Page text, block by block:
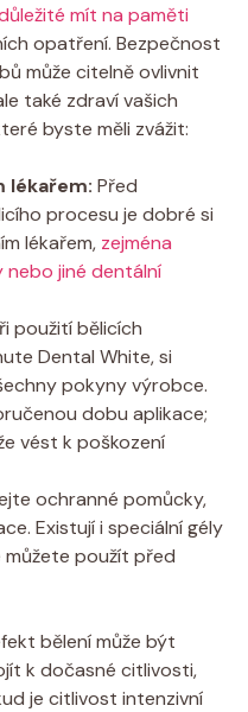
mít na paměti
opatření. Bezpečnost
může citelně ovlivnit
také zdraví vašich
byste měli zvážit:
lékařem: Před
procesu je dobré si
lékařem, zejména
jiné dentální
použití bělicích
Dental White, si
pokyny výrobce.
dobu aplikace;
vést k poškození
ochranné pomůcky,
Existují i speciální gély
použít před
bělení může být
k dočasné citlivosti,
je citlivost intenzivní